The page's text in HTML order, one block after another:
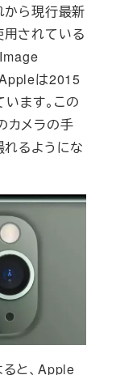
から現行最新
されている
は2015
ます。この
カメラの手
れるようにな
ると、Apple